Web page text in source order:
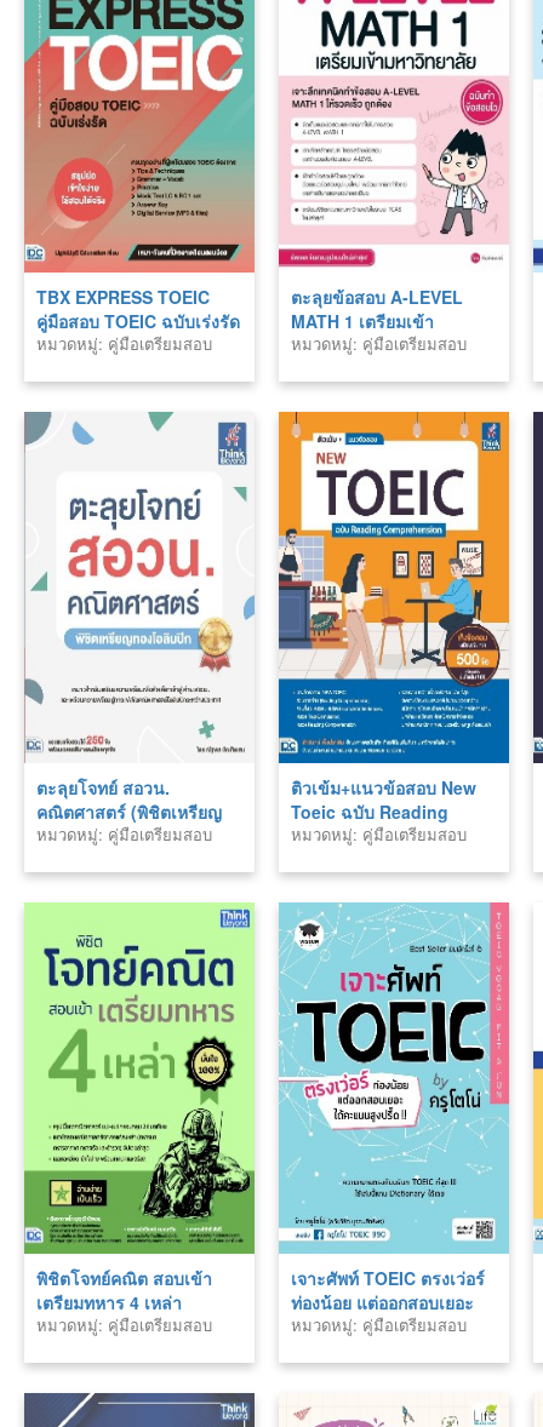
TBX EXPRESS TOEIC
คู่มือสอบ TOEIC ฉบับเร่งรัด
หมวดหมู่: คู่มือเตรียมสอบ
ตะลุยข้อสอบ A-LEVEL
MATH 1 เตรียมเข้า
มหาวิทยาลัย ฉบับทำข้อสอบ
หมวดหมู่: คู่มือเตรียมสอบ
ตะลุยโจทย์ สอวน.
คณิตศาสตร์ (พิชิตเหรียญ
ทองโอลิมปิก)
หมวดหมู่: คู่มือเตรียมสอบ
ติวเข้ม+แนวข้อสอบ New
Toeic ฉบับ Reading
หมวดหมู่: คู่มือเตรียมสอบ
พิชิตโจทย์คณิต สอบเข้า
เตรียมทหาร 4 เหล่า
หมวดหมู่: คู่มือเตรียมสอบ
เจาะศัพท์ TOEIC ตรงเว่อร์
ท่องน้อย แต่ออกสอบเยอะ
ได้คะแนนสูงปรี๊ด!! by ครู
Fun
หมวดหมู่: คู่มือเตรียมสอบ